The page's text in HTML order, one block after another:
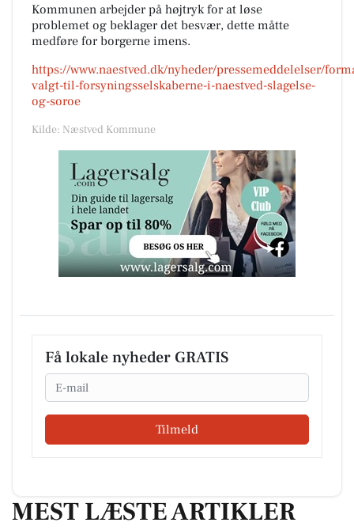
Kommunen arbejder på højtryk for at løse
problemet og beklager det besvær, dette måtte
medføre for borgerne imens.
https://www.naestved.dk/nyheder/pressemeddelelser/
valgt-til-forsyningsselskaberne-i-naestved-slagelse-
og-soroe
Kilde: Næstved Kommune
Få lokale nyheder GRATIS
Email
Tilmeld
MEST LÆSTE ARTIKLER